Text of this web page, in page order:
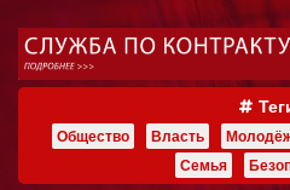
Общество Власть
Семья